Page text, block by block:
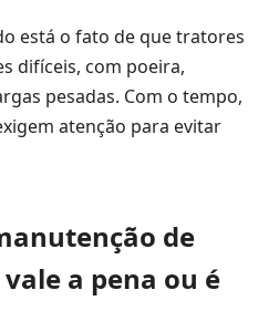
está o fato de que tratores
difíceis, com poeira,
pesadas. Com o tempo,
atenção para evitar
de
a pena ou é